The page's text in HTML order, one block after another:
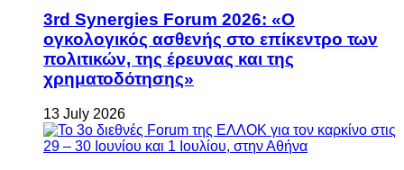
3rd Synergies Forum 2026: «Ο
ογκολογικός ασθενής στο επίκεντρο των
πολιτικών, της έρευνας και της
χρηματοδότησης»
13 July 2026